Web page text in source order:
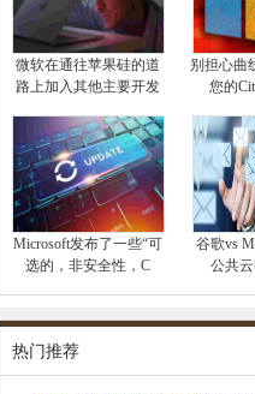
微软在通往苹果硅的道
路上加入其他主要开发
别担心曲
您的
Microsoft发布了一些“可
选的，非安全性，C
谷歌vs
公共
热门推荐